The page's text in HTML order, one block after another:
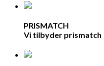
PRISMATCH
Vi tilbyder prismatch